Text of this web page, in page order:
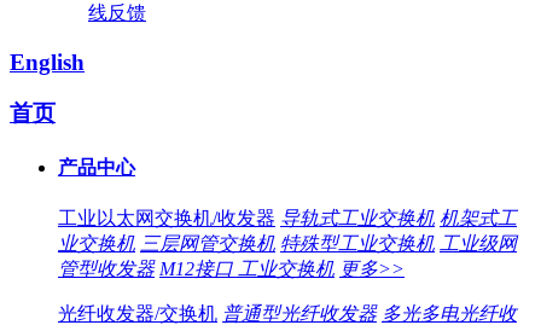
线反馈
English
首页
产品中心
工业以太网交换机/收发器 导轨式工业交换机 机架式工
业交换机 三层网管交换机 特殊型工业交换机 工业级网
管型收发器 M12接口 工业交换机 更多>>
光纤收发器/交换机 普通型光纤收发器 多光多电光纤收